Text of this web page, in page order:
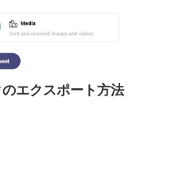
エクスポート方法